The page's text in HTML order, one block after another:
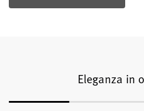
Eleganza in